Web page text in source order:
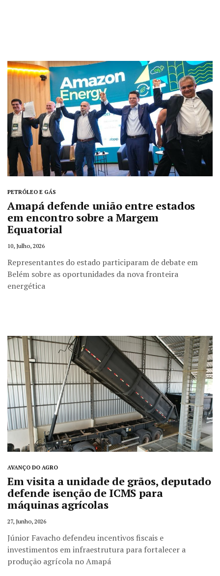
PETRÓLEO E GÁS
Amapá defende união entre estados
em encontro sobre a Margem
Equatorial
10, Julho, 2026
Representantes do estado participaram de debate em
Belém sobre as oportunidades da nova fronteira
energética
AVANÇO DO AGRO
Em visita a unidade de grãos, deputado
defende isenção de ICMS para
máquinas agrícolas
27, Junho, 2026
Júnior Favacho defendeu incentivos fiscais e
investimentos em infraestrutura para fortalecer a
produção agrícola no Amapá